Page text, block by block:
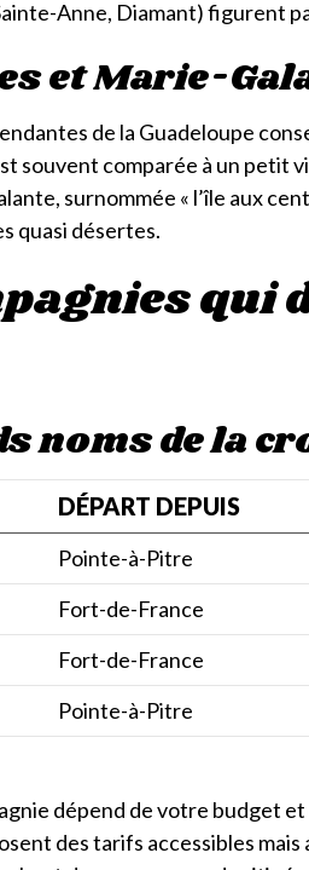
Anne, Diamant) figurent
et Marie-
de la Guadeloupe
souvent comparée à un petit
surnommée « l’île aux
quasi désertes.
qui
noms de la
DÉPART DEPUIS
Pointe-à-Pitre
Fort-de-France
Fort-de-France
Pointe-à-Pitre
dépend de votre budget
des tarifs accessibles